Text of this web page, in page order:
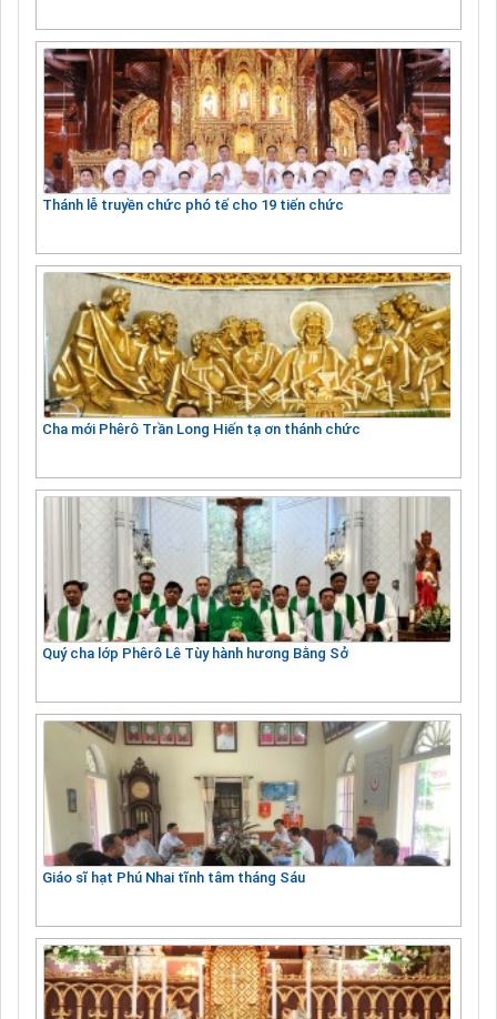
Thánh lễ truyền chức phó tế cho 19 tiến chức
Cha mới Phêrô Trần Long Hiến tạ ơn thánh chức
Quý cha lớp Phêrô Lê Tùy hành hương Bằng Sở
Giáo sĩ hạt Phú Nhai tĩnh tâm tháng Sáu